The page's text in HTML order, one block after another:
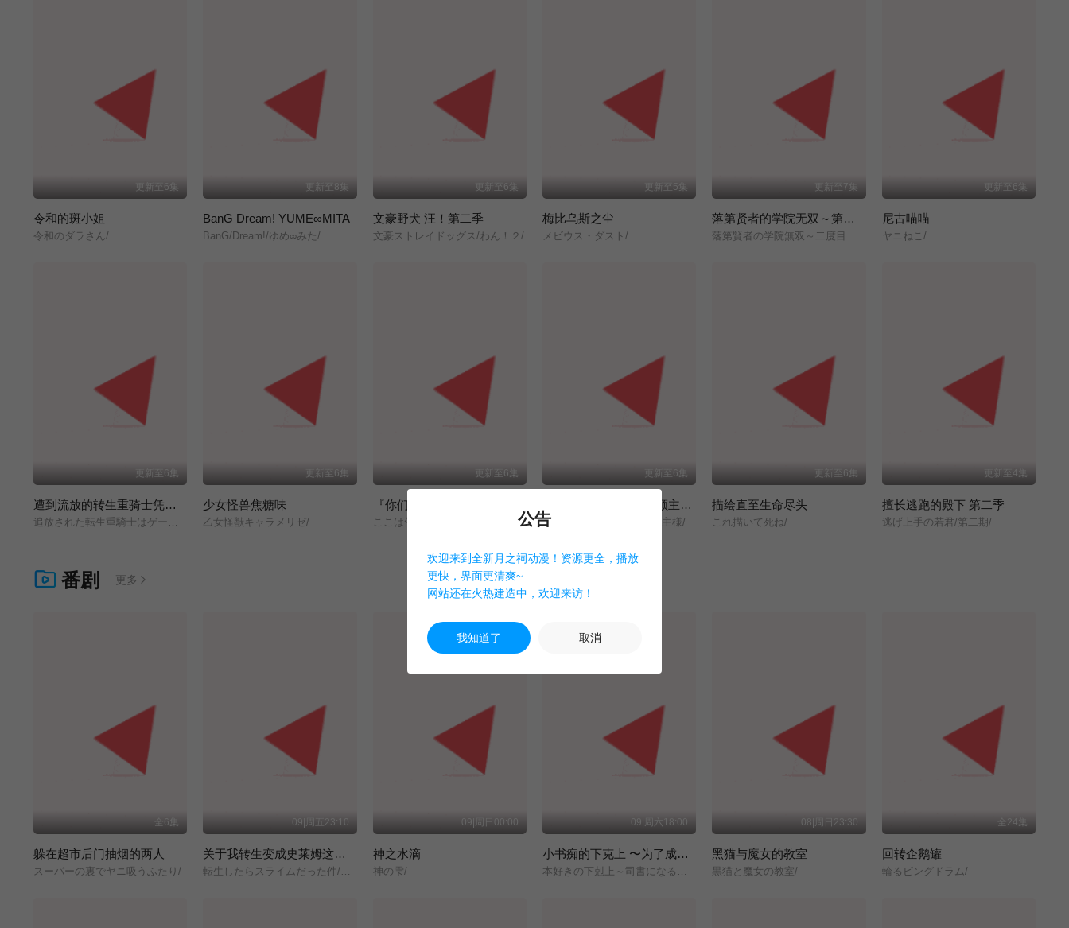
更新至6集
令和的斑小姐
令和のダラさん/
更新至8集
BanG Dream! YUME∞MITA
BanG/Dream!/ゆめ∞みた/
更新至6集
文豪野犬 汪！第二季
文豪ストレイドッグス/わん！２/
更新至5集
梅比乌斯之尘
メビウス・ダスト/
更新至7集
落第贤者的学院无双～第二次转生的S级开外挂魔术师冒险录～
更新至6集
尼古喵喵
ヤニねこ/
更新至6集
遭到流放的转生重骑士凭借游戏知识大开无双
更新至6集
少女怪兽焦糖味
乙女怪獣キャラメリゼ/
更新至6集 更新至6集
从0位居民开始的边境领主大人
領民0人スタートの辺境領主様/
更新至6集
描绘直至生命尽头
これ描いて死ね/
更新至4集
擅长逃跑的殿下 第二季
逃げ上手の若君/第二期/
番剧 更多
全6集
躲在超市后门抽烟的两人
スーパーの裏でヤニ吸うふたり/
09|周五23:10
关于我转生变成史莱姆这档事 第四季
転生したらスライムだった件/第4期/
09|周日00:00
神之水滴
神の雫/
09|周六18:00
小书痴的下克上 〜为了成为图书管理员而不择手段〜 领主的养女
本好きの下剋上～司書になるためには手段を選んでいられません～/領主の養女/
08|周日23:30
黑猫与魔女的教室
黒猫と魔女の教室/
全24集
回转企鹅罐
輪るピングドラム/
公告
欢迎来到全新月之祠动漫！资源更全，播放
更快，界面更清爽~
网站还在火热建造中，欢迎来访！
我知道了 取消